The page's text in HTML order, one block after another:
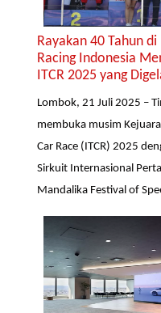
Rayakan 40 Tahun
Racing Indonesia
ITCR 2025 yang
Lombok, 21 Juli 2025 –
membuka musim
Car Race (ITCR) 2025
Sirkuit Internasional
Mandalika Festival of